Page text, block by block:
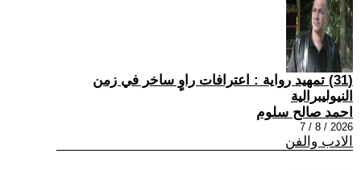
(31) تمهيد رواية : اعترافات راوٍ ساخر في زمن
النيوليبرالية
احمد صالح سلوم
2026 / 8 / 7
الادب والفن